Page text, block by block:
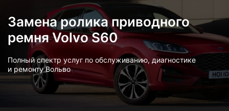
Замена ролика приводного
ремня Volvo S60
Полный спектр услуг по обслуживанию, диагностике
и ремонту Вольво